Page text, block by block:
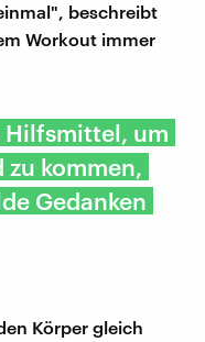
beschreibt
Workout immer
Hilfsmittel, um
kommen,
Gedanken
Körper gleich